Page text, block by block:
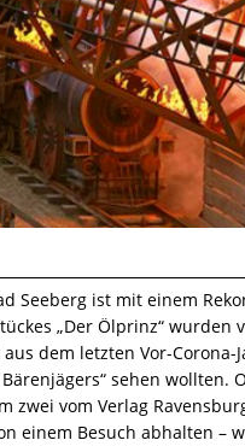
Seeberg ist mit einem
„Der Ölprinz“ wurden
dem letzten Vor-Corona-
sehen wollten.
zwei vom Verlag
einem Besuch abhalten –